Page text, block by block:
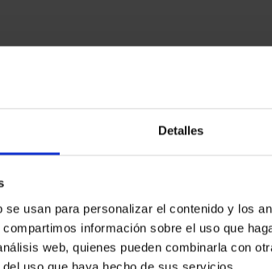
Detalles
usan para personalizar el contenido y los
información sobre el uso que
web, quienes pueden combinarla con
€79.34